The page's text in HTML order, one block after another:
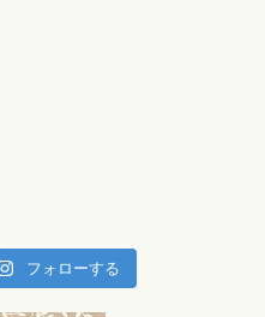
フォローする